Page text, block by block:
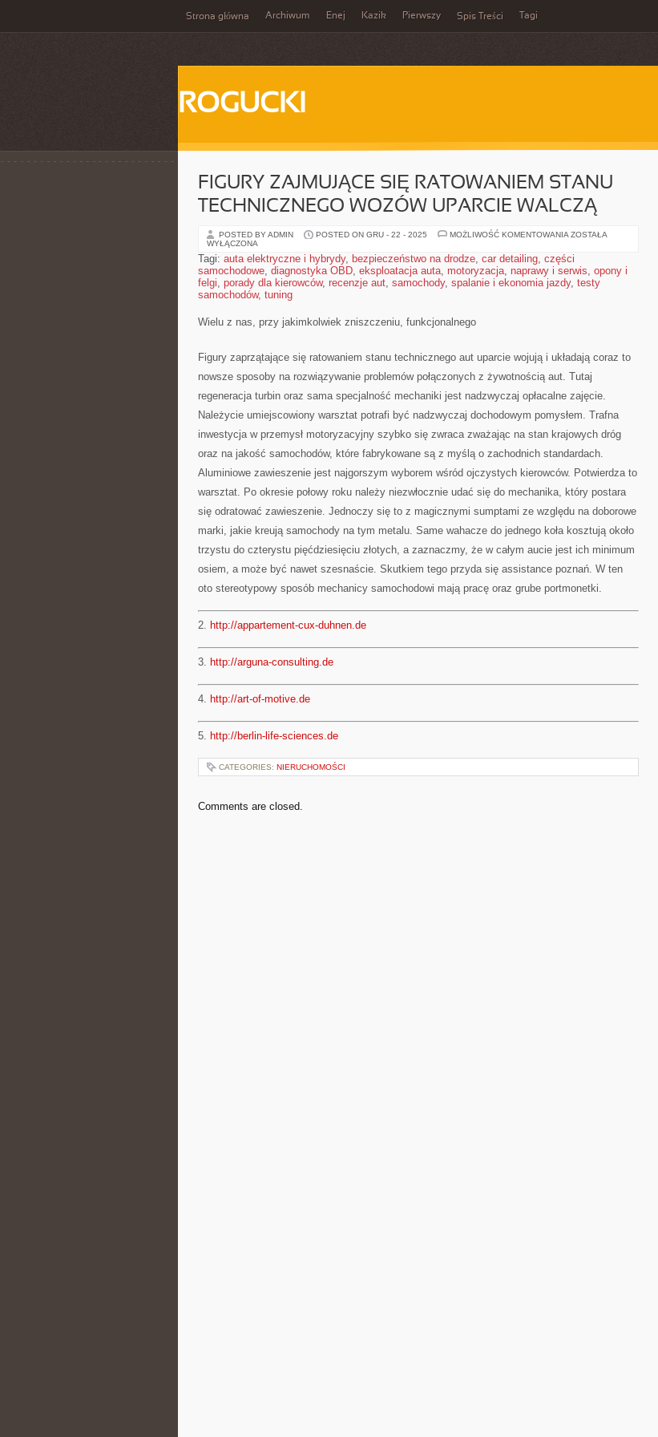
Strona główna Archiwum Enej Kazik Pierwszy Spis Treści Tagi
ROGUCKI
FIGURY ZAJMUJĄCE SIĘ RATOWANIEM STANU
TECHNICZNEGO WOZÓW UPARCIE WALCZĄ
POSTED BY ADMIN POSTED ON GRU - 22 - 2025 MOŻLIWOŚĆ KOMENTOWANIA FIGURY
RATOWANIEM
STANU
TECHNICZNEGO
WOZÓW
ZOSTAŁA
WYŁĄCZONA
Tagi: auta elektryczne i hybrydy, bezpieczeństwo na drodze, car detailing, części
samochodowe, diagnostyka OBD, eksploatacja auta, motoryzacja, naprawy i serwis, opony i
felgi, porady dla kierowców, recenzje aut, samochody, spalanie i ekonomia jazdy, testy
samochodów, tuning
Wielu z nas, przy jakimkolwiek zniszczeniu, funkcjonalnego
Figury zaprzątające się ratowaniem stanu technicznego aut uparcie wojują i układają coraz to
nowsze sposoby na rozwiązywanie problemów połączonych z żywotnością aut. Tutaj
regeneracja turbin oraz sama specjalność mechaniki jest nadzwyczaj opłacalne zajęcie.
Należycie umiejscowiony warsztat potrafi być nadzwyczaj dochodowym pomysłem. Trafna
inwestycja w przemysł motoryzacyjny szybko się zwraca zważając na stan krajowych dróg
oraz na jakość samochodów, które fabrykowane są z myślą o zachodnich standardach.
Aluminiowe zawieszenie jest najgorszym wyborem wśród ojczystych kierowców. Potwierdza to
warsztat. Po okresie połowy roku należy niezwłocznie udać się do mechanika, który postara
się odratować zawieszenie. Jednoczy się to z magicznymi sumptami ze względu na doborowe
marki, jakie kreują samochody na tym metalu. Same wahacze do jednego koła kosztują około
trzystu do czterystu pięćdziesięciu złotych, a zaznaczmy, że w całym aucie jest ich minimum
osiem, a może być nawet szesnaście. Skutkiem tego przyda się assistance poznań. W ten
oto stereotypowy sposób mechanicy samochodowi mają pracę oraz grube portmonetki.
2. http://appartement-cux-duhnen.de
3. http://arguna-consulting.de
4. http://art-of-motive.de
5. http://berlin-life-sciences.de
CATEGORIES: NIERUCHOMOŚCI
Comments are closed.